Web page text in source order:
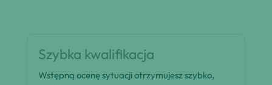
Szybka kwalifikacja
Wstępną ocenę sytuacji otrzymujesz szybko,